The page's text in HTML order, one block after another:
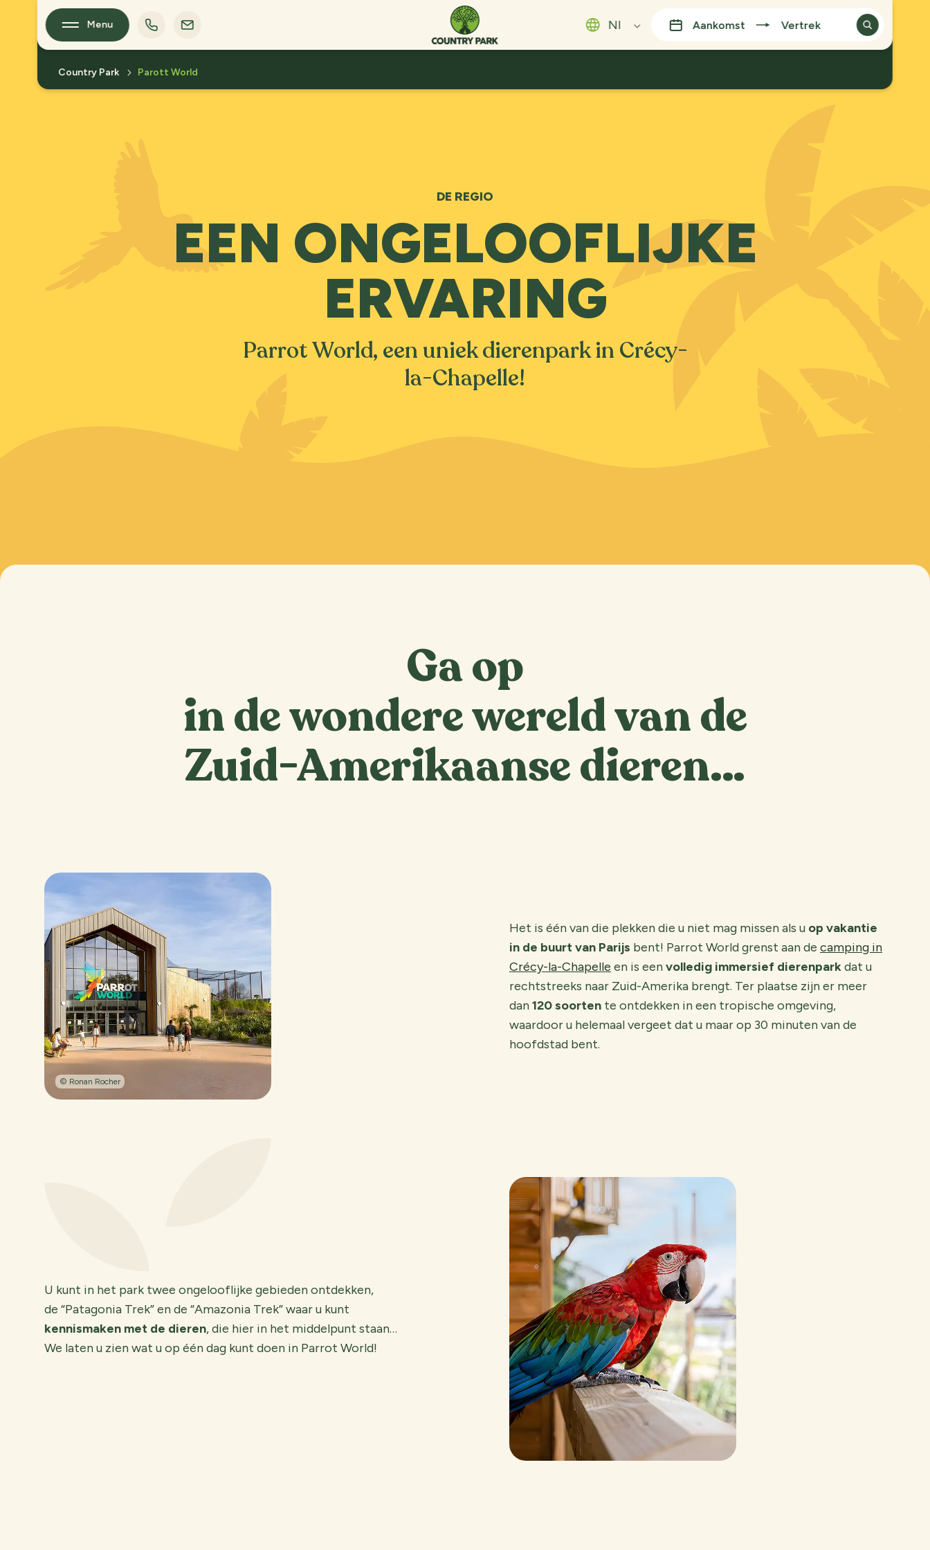
Menu Nl
Svenska
Aankomst Vertrek
Country Park Parott World
DE REGIO
EEN ONGELOOFLIJKE
ERVARING
Parrot World, een uniek dierenpark in Crécy-
la-Chapelle!
Ga op
in de wondere wereld van de
Zuid-Amerikaanse dieren…
© Ronan Rocher
Het is één van die plekken die u niet mag missen als u op vakantie
in de buurt van Parijs bent! Parrot World grenst aan de camping in
Crécy-la-Chapelle en is eenvolledig immersief dierenparkdat u
rechtstreeks naar Zuid-Amerika brengt. Ter plaatse zijn er meer
dan120 soorten te ontdekken in een tropische omgeving,
waardoor u helemaal vergeet dat u maar op 30 minuten van de
hoofdstad bent.
U kunt in het park twee ongelooflijke gebieden ontdekken,
de “Patagonia Trek” en de “Amazonia Trek” waar u kunt
kennismaken met de dieren, die hier in het middelpunt staan…
We laten u zien wat u op één dag kunt doen in Parrot World!